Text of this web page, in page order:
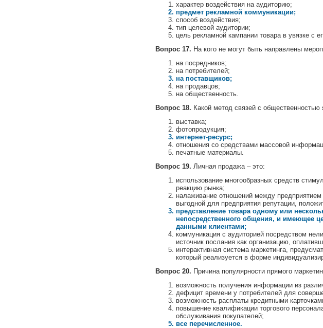
характер воздействия на аудиторию;
предмет рекламной коммуникации;
способ воздействия;
тип целевой аудитории;
цель рекламной кампании товара в увязке с
Вопрос 17. На кого не могут быть направлены
на посредников;
на потребителей;
на поставщиков;
на продавцов;
на общественность.
Вопрос 18. Какой метод связей с
выставка;
фотопродукция;
интернет-ресурс;
отношения со средствами массовой
печатные материалы.
Вопрос 19. Личная продажа – это:
использование многообразных средств
реакцию рынка;
налаживание отношений между
выгодной для предприятия репутации,
представление товара одному или
непосредственного общения, и имеющее
данными клиентами;
коммуникация с аудиторией посредством
источник послания как организацию,
интерактивная система маркетинга,
который реализуется в форме
Вопрос 20. Причина популярности прямого
возможность получения информации из
дефицит времени у потребителей для
возможность расплаты кредитными
повышение квалификации торгового
обслуживания покупателей;
все перечисленное.